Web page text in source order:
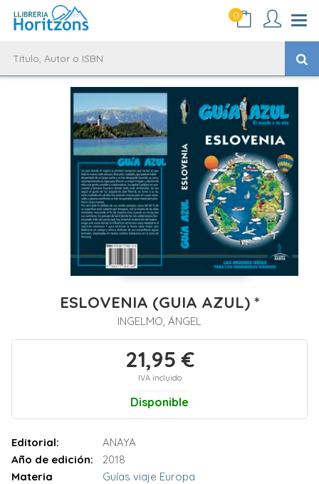
0
ESLOVENIA (GUIA AZUL) *
INGELMO, ÁNGEL
21,95 €
IVA incluido
Disponible
Editorial:
ANAYA
Año de edición:
2018
Materia
Guías viaje Europa